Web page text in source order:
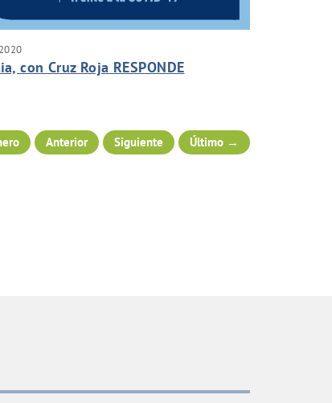
con Cruz Roja RESPONDE
Anterior Siguiente Último →